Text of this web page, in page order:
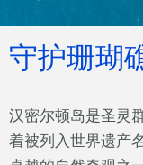
守护珊瑚
汉密尔顿岛是圣灵
着被列入世界遗产